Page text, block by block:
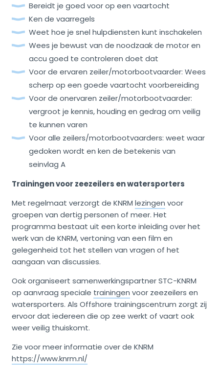
Bereidt je goed voor op een vaartocht
Ken de vaarregels
Weet hoe je snel hulpdiensten kunt inschakelen
Wees je bewust van de noodzaak de motor en
accu goed te controleren doet dat
Voor de ervaren zeiler/motorbootvaarder: Wees
scherp op een goede vaartocht voorbereiding
Voor de onervaren zeiler/motorbootvaarder:
vergroot je kennis, houding en gedrag om veilig
te kunnen varen
Voor alle zeilers/motorbootvaarders: weet waar
gedoken wordt en ken de betekenis van
seinvlag A
Trainingen voor zeezeilers en watersporters
Met regelmaat verzorgt de KNRM lezingen voor
groepen van dertig personen of meer. Het
programma bestaat uit een korte inleiding over het
werk van de KNRM, vertoning van een film en
gelegenheid tot het stellen van vragen of het
aangaan van discussies.
Ook organiseert samenwerkingspartner STC-KNRM
op aanvraag speciale trainingen voor zeezeilers en
watersporters. Als Offshore trainingscentrum zorgt zij
ervoor dat iedereen die op zee werkt of vaart ook
weer veilig thuiskomt.
Zie voor meer informatie over de KNRM
https://www.knrm.nl/